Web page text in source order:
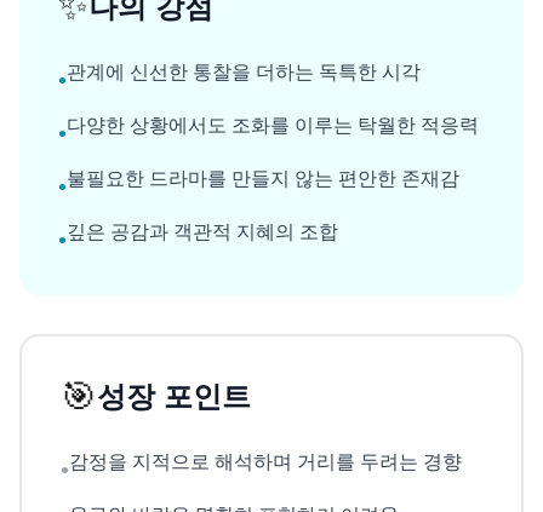
나의 강점
•관계에 신선한 통찰을 더하는 독특한 시각
•다양한 상황에서도 조화를 이루는 탁월한 적응력
•불필요한 드라마를 만들지 않는 편안한 존재감
•깊은 공감과 객관적 지혜의 조합
🎯성장 포인트
•감정을 지적으로 해석하며 거리를 두려는 경향